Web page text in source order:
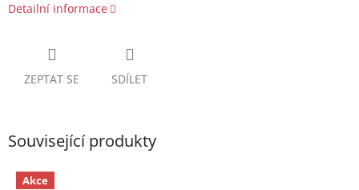
Detailní informace
ZEPTAT SE SDÍLET
Související produkty
Akce